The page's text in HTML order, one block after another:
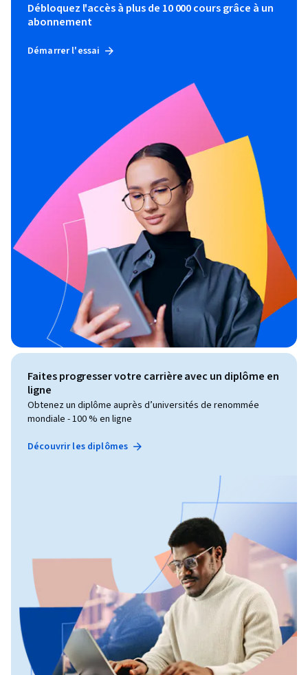
Débloquez l'accès à plus de 10 000 cours grâce à un
abonnement
Démarrer l'essai
Faites progresser votre carrière avec un diplôme en
ligne
Obtenez un diplôme auprès d’universités de renommée
mondiale - 100 % en ligne
Découvrir les diplômes